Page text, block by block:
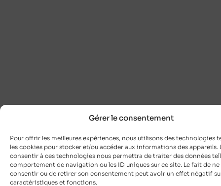
Gérer le consentement
Pour offrir les meilleures expériences, nous utilisons des technologies
les cookies pour stocker et/ou accéder aux informations des appareils.
consentir à ces technologies nous permettra de traiter des données
comportement de navigation ou les ID uniques sur ce site. Le fait de ne
consentir ou de retirer son consentement peut avoir un effet négatif
caractéristiques et fonctions.